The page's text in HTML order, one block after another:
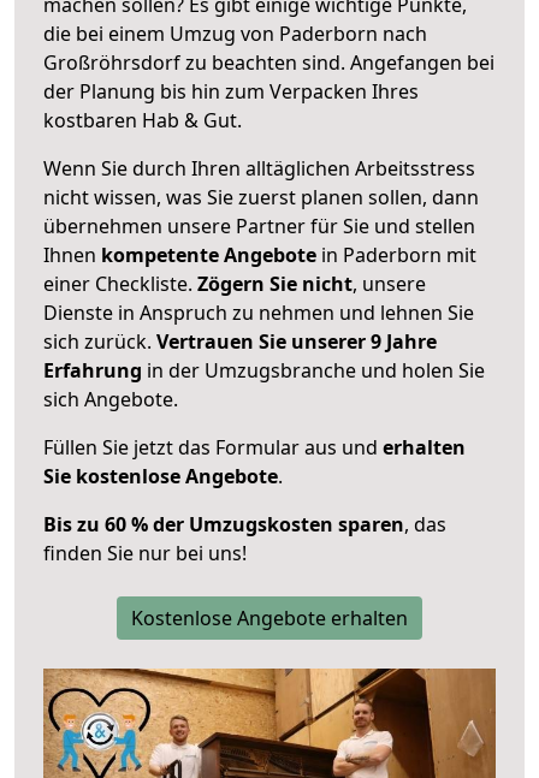
die bei einem Umzug von Paderborn nach
Großröhrsdorf zu beachten sind. Angefangen bei
der Planung bis hin zum Verpacken Ihres
kostbaren Hab & Gut.
Wenn Sie durch Ihren alltäglichen Arbeitsstress
nicht wissen, was Sie zuerst planen sollen, dann
übernehmen unsere Partner für Sie und stellen
Ihnen kompetente Angebote in Paderborn mit
einer Checkliste. Zögern Sie nicht, unsere
Dienste in Anspruch zu nehmen und lehnen Sie
sich zurück. Vertrauen Sie unserer 9 Jahre
Erfahrung in der Umzugsbranche und holen Sie
sich Angebote.
Füllen Sie jetzt das Formular aus und erhalten
Sie kostenlose Angebote.
Bis zu 60 % der Umzugskosten sparen, das
finden Sie nur bei uns!
Kostenlose Angebote erhalten